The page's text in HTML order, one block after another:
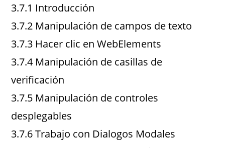
3.7.1 Introducción
3.7.2 Manipulación de campos de texto
3.7.3 Hacer clic en WebElements
3.7.4 Manipulación de casillas de
verificación
3.7.5 Manipulación de controles
desplegables
3.7.6 Trabajo con Dialogos Modales